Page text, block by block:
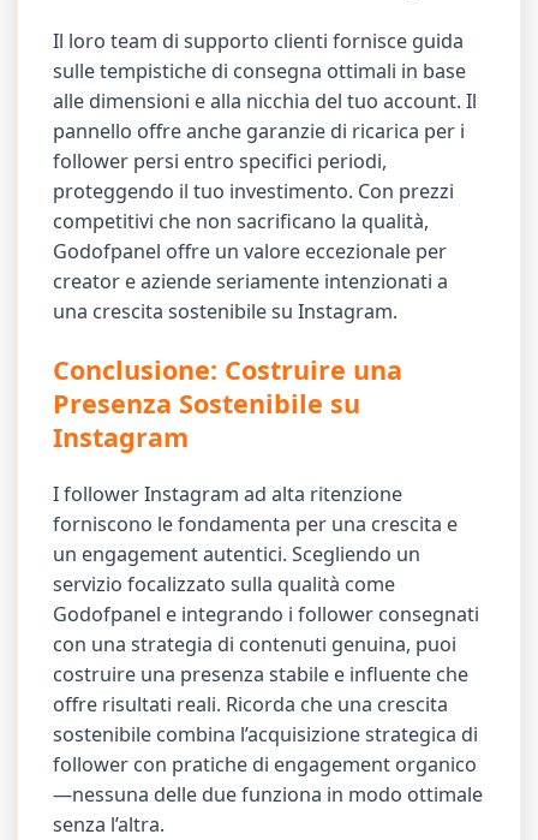
Il loro team di supporto clienti fornisce guida
sulle tempistiche di consegna ottimali in base
alle dimensioni e alla nicchia del tuo account. Il
pannello offre anche garanzie di ricarica per i
follower persi entro specifici periodi,
proteggendo il tuo investimento. Con prezzi
competitivi che non sacrificano la qualità,
Godofpanel offre un valore eccezionale per
creator e aziende seriamente intenzionati a
una crescita sostenibile su Instagram.
Conclusione: Costruire una
Presenza Sostenibile su
Instagram
I follower Instagram ad alta ritenzione
forniscono le fondamenta per una crescita e
un engagement autentici. Scegliendo un
servizio focalizzato sulla qualità come
Godofpanel e integrando i follower consegnati
con una strategia di contenuti genuina, puoi
costruire una presenza stabile e influente che
offre risultati reali. Ricorda che una crescita
sostenibile combina l’acquisizione strategica di
follower con pratiche di engagement organico
—nessuna delle due funziona in modo ottimale
senza l’altra.